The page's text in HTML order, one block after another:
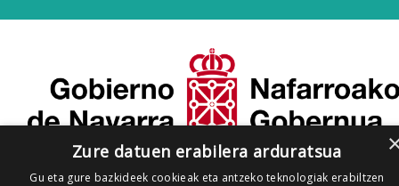
Zure datuen erabilera arduratsua
Gu eta gure bazkideek cookieak eta antzeko teknologiak erabiltzen